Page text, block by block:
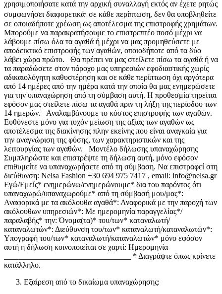
χρησιμοποιήσατε κατά την αρχική συναλλαγή εκτός αν έχετε ρητώς
συμφωνήσει διαφορετικά⸱ σε κάθε περίπτωση, δεν θα υποβληθείτε
σε οποιαδήποτε χρέωση ως αποτέλεσμα της επιστροφής χρημάτων.
Μπορούμε να παρακρατήσουμε το επιστρεπτέο ποσό μέχρι να
λάβουμε πίσω όλα τα αγαθά ή μέχρι να μας προμηθεύσετε με
αποδεικτικό επιστροφής των αγαθών, οποιοδήποτε από τα δύο
λάβει χώρα πρώτο. Θα πρέπει να μας στείλετε πίσω τα αγαθά ή να
τα παραδώσετε στον πάροχο μας υπηρεσιών εφοδιαστικής χωρίς
αδικαιολόγητη καθυστέρηση και σε κάθε περίπτωση όχι αργότερα
από 14 ημέρες από την ημέρα κατά την οποία θα μας ενημερώσετε
για την υπαναχώρηση από τη σύμβαση αυτή. Η προθεσμία τηρείται
εφόσον μας στείλετε πίσω τα αγαθά πριν τη λήξη της περίοδου των
14 ημερών. Αναλαμβάνουμε το κόστος επιστροφής των αγαθών.
Ευθύνεστε μόνο για τυχόν μείωση της αξίας των αγαθών ως
αποτέλεσμα της διακίνησης πλην εκείνης που είναι αναγκαία για
την αναγνώριση της φύσης, των χαρακτηριστικών και της
λειτουργίας των αγαθών. Μοντέλο δήλωσης υπαναχώρησης
Συμπληρώστε και επιστρέψτε τη δήλωση αυτή, μόνο εφόσον
επιθυμείτε να υπαναχωρήσετε από τη σύμβαση. Να επιστραφεί στη
διεύθυνση: Nelsa Fashion +30 694 975 7417 , email: info@nelsa.gr
Εγώ/Εμείς* ενημερώνω/ενημερώνουμε* δια του παρόντος ότι
υπαναχωρώ/υπαναχωρούμε* από τη σύμβασή μου/μας*:
Αναφορικά με τα ακόλουθα αγαθά*: Αναφορικά με την παροχή των
ακόλουθων υπηρεσιών*: Με ημερομηνία παραγγελίας*/
παραλαβής* την: Όνομα(τα)* του/των* καταναλωτή/
καταναλωτών*: Διεύθυνση του/των* καταναλωτή/καταναλωτών*:
Υπογραφή του/των* καταναλωτή/καταναλωτών* μόνο εφόσον
αυτή η δήλωση κοινοποιείται σε χαρτί: Ημερομηνία
________________________________ * Διαγράψτε όπως κρίνετε
κατάλληλο.
Εξαίρεση από το δικαίωμα υπαναχώρησης: